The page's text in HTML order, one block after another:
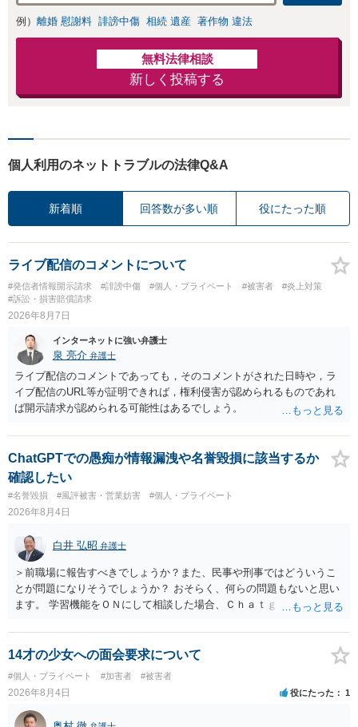
例） 離婚 慰謝料 誹謗中傷 相続 遺産 著作物 違法
無料法律相談
新しく投稿する
個人利用のネットトラブルの法律Q&A
新着順 回答数が多い順 役にたった順
ライブ配信のコメントについて
#発信者情報開示請求 #誹謗中傷 #個人・プライベート #被害者
#炎上対策
#訴訟・損害賠償請求
2026年8月7日
インターネットに強い弁護士
泉 亮介 弁護士
ライブ配信のコメントであっても，そのコメントがされた日時や，ラ
イブ配信のURL等が証明できれば，権利侵害が認められるものであれ
ば開示請求が認められる可能性はあるでしょう。
ChatGPTでの愚痴が情報漏洩や名誉毀損に該当するか
確認したい
#名誉毀損 #風評被害・営業妨害 #個人・プライベート
2026年8月4日
白井 弘昭 弁護士
＞前職場に報告すべきでしょうか？また、民事や刑事ではどういうこ
とが問題になりそうでしょうか？ おそらく、何らの問題もないと思い
ます。 学習機能をＯＮにして相談した場合、Ｃｈａｔｇｐｔがｏｐｅ
する可能性がありますが、個人名や会社名を特定していない限り、一
般論として抽象化されて回答に織り込まれる可能性が生じるにすぎま
せんので、その情報自体が、秘密情報に当たるとは思えませんし、名
誉棄損として、個人や会社に対する誹謗中傷の不特定多数への公開に
当たるとも思われません。 もちろん、誰がその内容をｃｈａｔｇｐｔ
に入力したかも第三者にしられることはないので、個人や会社の特定
14才の少女への面会要求について
#個人・プライベート #加害者 #被害者
2026年8月4日 役にたった 1